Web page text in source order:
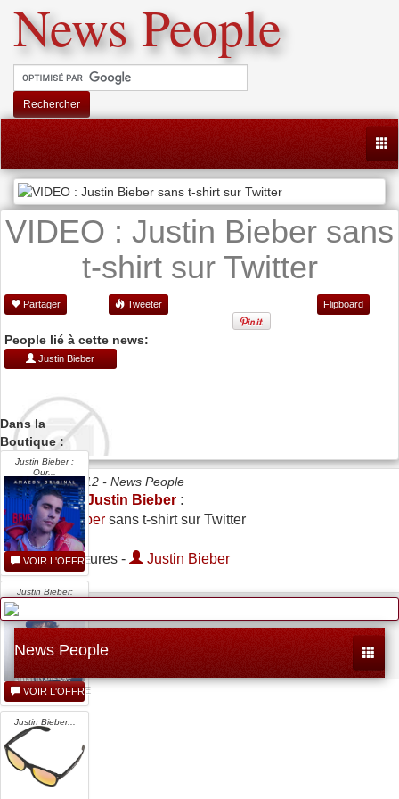
News People
Rechercher
VIDEO : Justin Bieber sans
t-shirt sur Twitter
Partager Tweeter Flipboard
People lié à cette news:
Justin Bieber
Date 04/09/2012 - News People
Vid?o de Justin Bieber :
Justin Bieber sans t-shirt sur Twitter
20--Il y a 6 heures - Justin Bieber
Dans la
Boutique :
Justin Bieber :
Our...
VOIR L'OFFRE
Justin Bieber:
VOIR L'OFFRE
Justin Bieber...
News People